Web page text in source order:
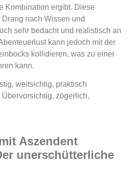
Kombination ergibt. Diese
nach Wissen und
sehr bedacht und realistisch an
kann jedoch mit der
kollidieren, was zu einer
kann.
weitsichtig, praktisch
Übervorsichtig, zögerlich,
Aszendent
unerschütterliche